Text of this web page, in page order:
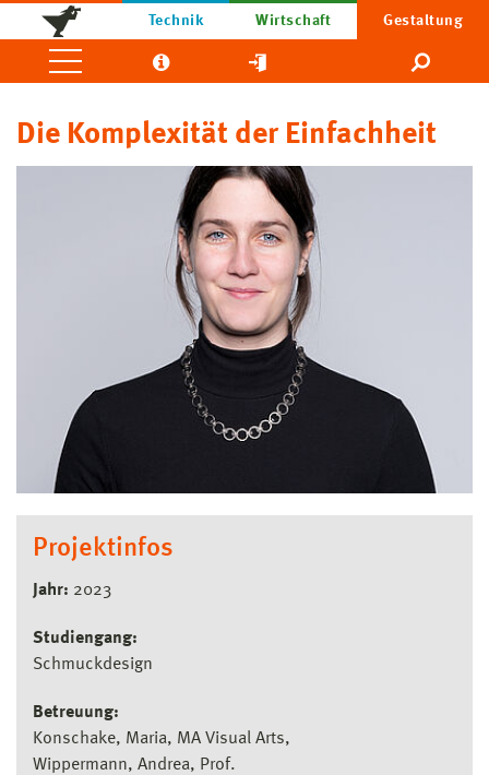
Technik Wirtschaft Gestaltung
Die Komplexität der Einfachheit
Projektinfos
Jahr: 2023
Studiengang:
Schmuckdesign
Betreuung:
Konschake, Maria, MA Visual Arts
Wippermann, Andrea, Prof.